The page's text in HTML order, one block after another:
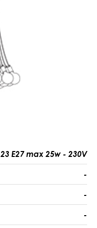
23 E27 max 25w - 230V
-
-
-